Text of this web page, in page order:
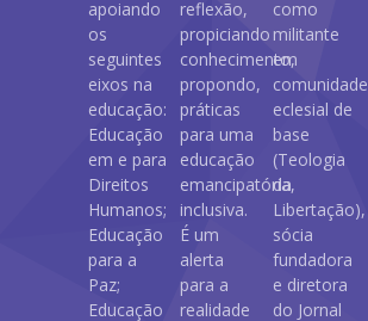
apoiando
os
seguintes
eixos na
educação:
Educação
em e para
Direitos
Humanos;
Educação
para a
Paz;
Educação
reflexão,
propiciando
conhecimento,
propondo,
práticas
para uma
educação
emancipatória,
inclusiva.
É um
alerta
para a
realidade
como
militante
em
comunidade
eclesial de
base
(Teologia
da
Libertação),
sócia
fundadora
e diretora
do Jornal